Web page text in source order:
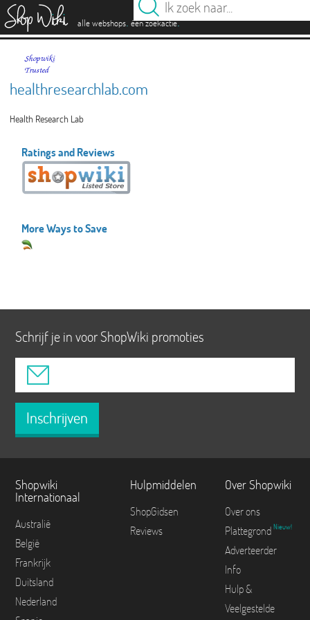
alle webshops. één zoekactie.
healthresearchlab.com
Health Research Lab
Ratings and Reviews
More Ways to Save
Schrijf je in voor ShopWiki promoties
Inschrijven
Shopwiki
Internationaal
Australië
België
Frankrijk
Duitsland
Nederland
Hulpmiddelen
ShopGidsen
Reviews
Over Shopwiki
Over ons
Plattegrond Nieuw!
Adverteerder
Info
Hulp &
Veelgestelde